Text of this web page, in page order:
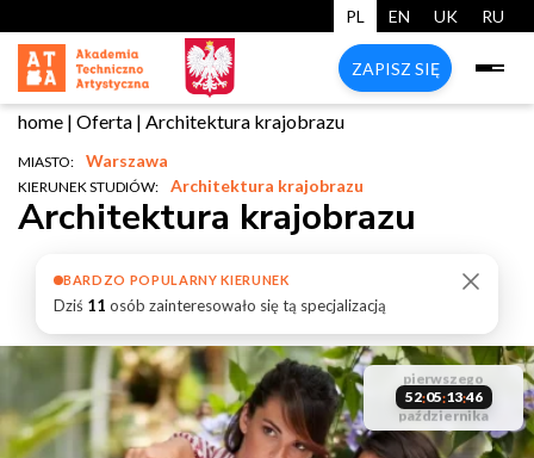
PL EN UK RU
ZAPISZ SIĘ
home | Oferta | Architektura krajobrazu
MIASTO: Warszawa
KIERUNEK STUDIÓW: Architektura krajobrazu
Architektura krajobrazu
BARDZO POPULARNY KIERUNEK
Dziś 11 osób zainteresowało się tą specjalizacją
start
pierwszego
zarezerwuj
liczba miejsc
start
52:05:13:45
studiów
października
swoje miejsce
ograniczona
studiów